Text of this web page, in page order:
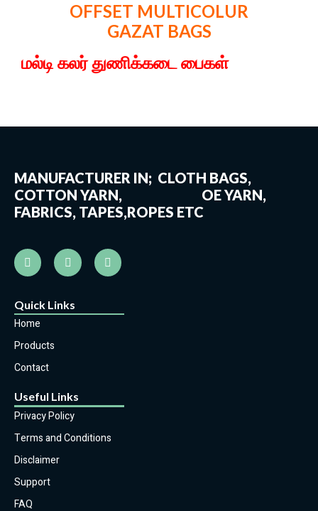
OFFSET MULTICOLUR
GAZAT BAGS
மல்டி கலர் துணிக்கடை பைகள்
MANUFACTURER IN; CLOTH BAGS,
COTTON YARN, OE YARN,
FABRICS, TAPES,ROPES ETC
Quick Links
Home
Products
Contact
Useful Links
Privacy Policy
Terms and Conditions
Disclaimer
Support
FAQ